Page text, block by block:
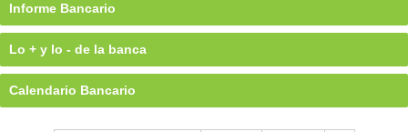
Informe Bancario
Lo + y lo - de la banca
Calendario Bancario